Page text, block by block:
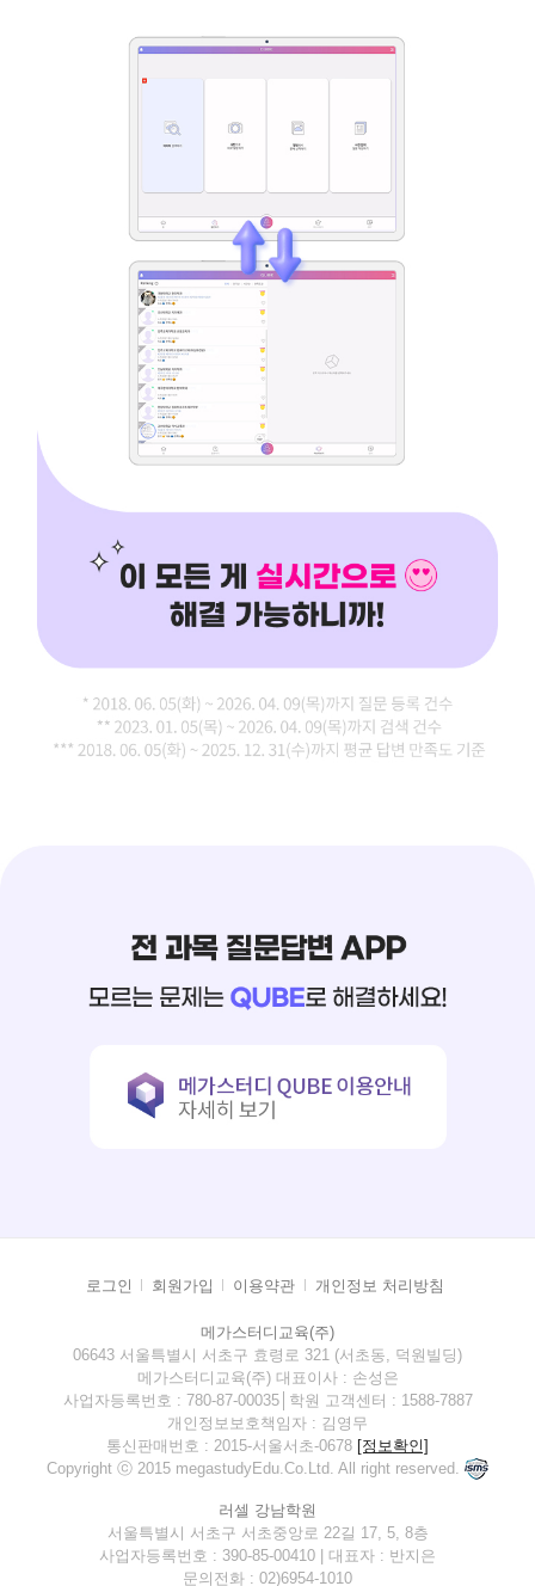
로그인 회원가입 이용약관 개인정보 처리방침
메가스터디교육(주)
06643 서울특별시 서초구 효령로 321 (서초동, 덕원빌딩)
메가스터디교육(주) 대표이사 : 손성은
사업자등록번호 : 780-87-00035│학원 고객센터 : 1588-7887
개인정보보호책임자 : 김영무
통신판매번호 : 2015-서울서초-0678 [정보확인]
Copyright ⓒ 2015 megastudyEdu.Co.Ltd. All right reserved.
러셀 강남학원
서울특별시 서초구 서초중앙로 22길 17, 5, 8층
사업자등록번호 : 390-85-00410 | 대표자 : 반지은
문의전화 : 02)6954-1010